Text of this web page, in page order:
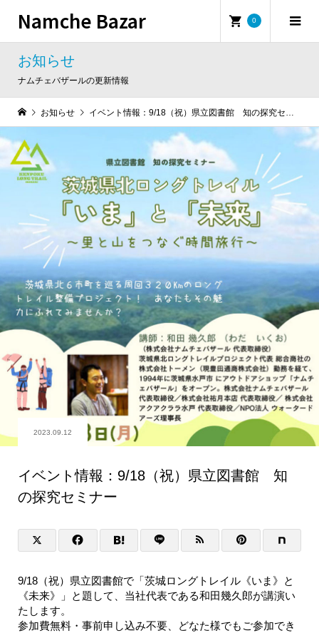
Namche Bazar 0
お知らせ
ナムチェバザールの更新情報
お知らせ イベント情報：9/18（祝）県立図書館 知の探究セミナー
2023.09.12
イベント情報：9/18（祝）県立図書館 知
の探究セミナー
9/18（祝）県立図書館で「茨城ロングトレイル《いま》と
《未来》」と題して、当社代表である和田幾久郎が講演い
たします。
参加費無料・事前申し込み不要、どなた様でもご参加でき